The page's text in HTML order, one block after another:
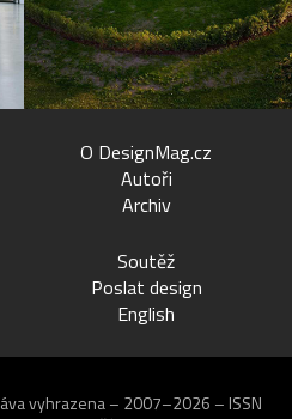
O DesignMag.cz
Autoři
Archiv
Soutěž
Poslat design
English
vyhrazena – 2007–2026 – ISSN